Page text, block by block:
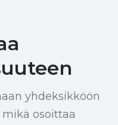
yhdeksikköön
osoittaa